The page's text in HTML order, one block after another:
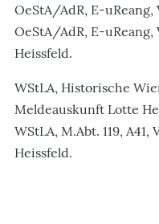
OeStA/AdR, E-uReang,
OeStA/AdR, E-uReang,
Heissfeld.
WStLA, Historische
Meldeauskunft Lotte
WStLA, M.Abt. 119, A41,
Heissfeld.